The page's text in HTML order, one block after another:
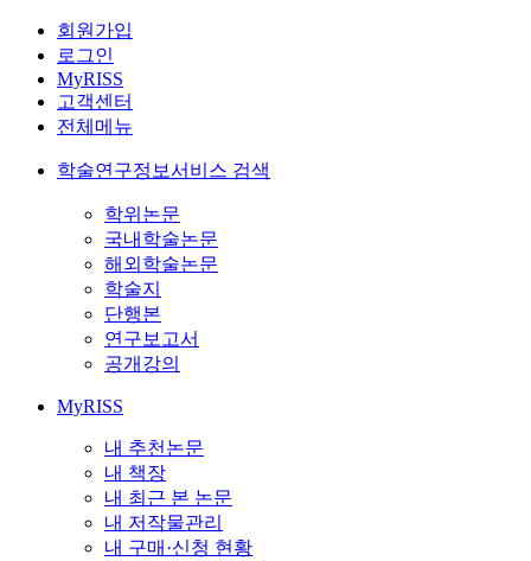
회원가입
로그인
MyRISS
고객센터
전체메뉴
학술연구정보서비스 검색
학위논문
국내학술논문
해외학술논문
학술지
단행본
연구보고서
공개강의
MyRISS
내 추천논문
내 책장
내 최근 본 논문
내 저작물관리
내 구매·신청 현황